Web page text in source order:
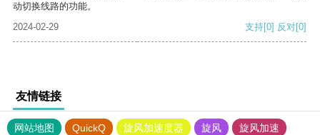
动切换线路的功能。
2024-02-29
支持[0] 反对[0]
友情链接
网站地图 QuickQ 旋风加速度器 旋风
旋风加速